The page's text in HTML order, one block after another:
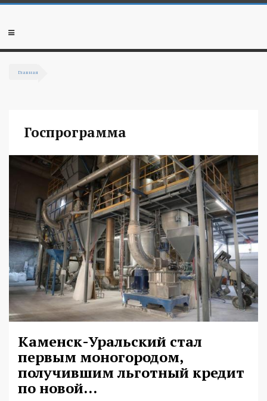
Перейти к основному содержанию
Мобильное
Главная
Госпрограмма
Каменск-Уральский стал
первым моногородом,
получившим льготный кредит
по новой...